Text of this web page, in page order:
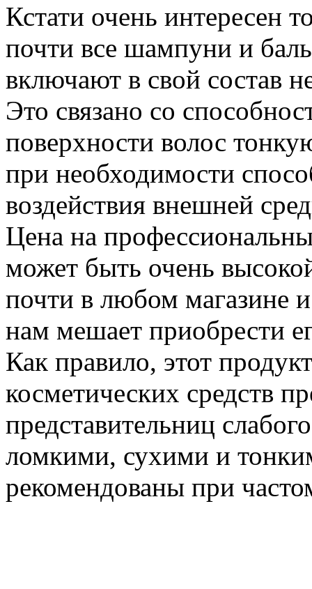
Кстати очень интересен
почти все шампуни и
включают в свой состав
Это связано со
поверхности волос
при необходимости
воздействия внешней
Цена на
может быть очень
почти в любом магазине
нам мешает приобрести
Как правило, этот
косметических средств
представительниц
ломкими, сухими и
рекомендованы при